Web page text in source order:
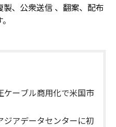
、公衆送信 、翻案、配布
ケーブル商用化で米国市
ジアデータセンターに初